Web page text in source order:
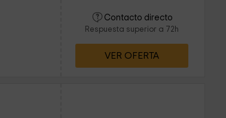
Contacto directo
Respuesta superior a 72h
VER OFERTA